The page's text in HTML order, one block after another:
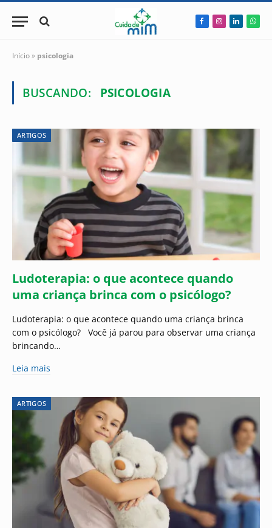
Facebook
Instagram
LinkedIn
Início» psicologia
BUSCANDO: PSICOLOGIA
ARTIGOS
Ludoterapia: o que acontece quando
uma criança brinca com o psicólogo?
Ludoterapia: o que acontece quando uma criança brinca
com o psicólogo? Você já parou para observar uma criança
brincando…
Leia mais
ARTIGOS